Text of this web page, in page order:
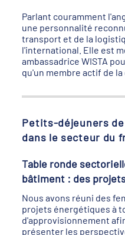
Parlant couramment
une personnalité
transport et de la
l'international. Elle est
ambassadrice WISTA
qu'un membre actif de
Petits-déjeuners
dans le secteur du
Table ronde
bâtiment : des
Nous avons réuni des
projets énergétiques à
d'approvisionnement
présenter les